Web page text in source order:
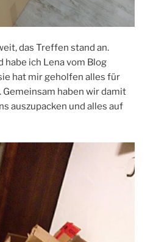
das Treffen stand an.
habe ich Lena vom Blog
hat mir geholfen alles für
haben wir damit
auszupacken und alles auf